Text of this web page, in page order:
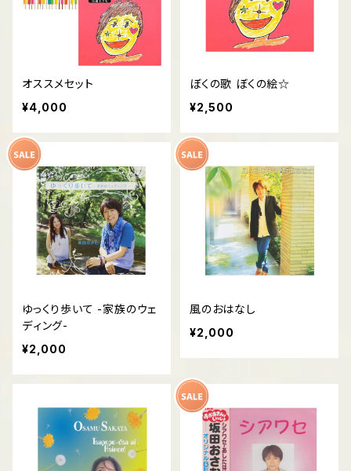
オススメセット
¥4,000
ぼくの歌 ぼくの絵☆
¥2,500
ゆっくり歩いて -家族のウェ
ディング-
¥2,000
風のおはなし
¥2,000